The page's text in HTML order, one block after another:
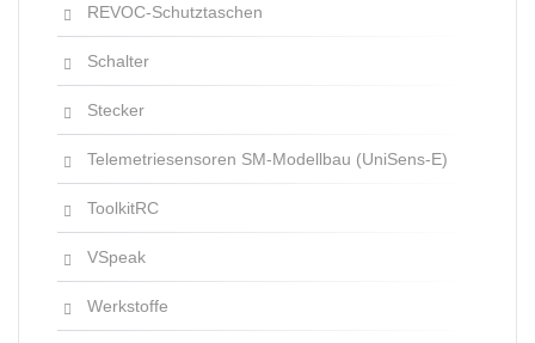
REVOC-Schutztaschen
Schalter
Stecker
Telemetriesensoren SM-Modellbau (UniSens-E)
ToolkitRC
VSpeak
Werkstoffe